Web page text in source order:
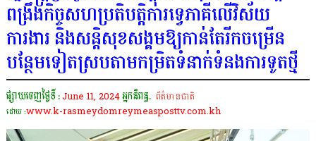
ពង្រឹងកិច្ចសហប្រតិបត្តិការទ្វេភាគីលើវិស័យ
ការងារ និងសន្តិសុខសង្គមឱ្យកាន់តែរីកចម្រើន
បន្ថែមទៀតស្របតាមកម្រិតទំនាក់ទំនងការទូតថ្មី
ផ្សាយចេញថ្ងៃទី :June 11, 2024អ្នកនិពន្ធ. ព័ត៌មានជាតិ
ដោយ :www.k-rasmeydomreymeasposttv.com.kh